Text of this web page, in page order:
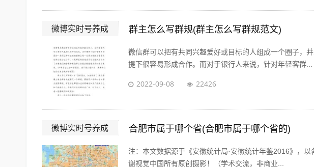
微博实时号养成 群主怎么写群规(群主怎么写群规范文)
微信群可以把有共同兴趣爱好或目标的人组成一个圈子，
提下很容易形成合作。而对于银行人来说，针对年轻客群...
2022-09-08 22426
微博实时号养成 合肥市属于哪个省(合肥市属于哪个省的)
注：本文数据源于《安徽统计局·安徽统计年鉴2016》，
谢视觉中国所有原创摄影！（学术交流，非商业...